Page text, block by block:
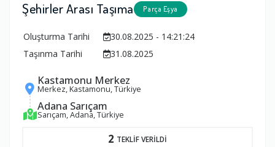
Şehirler Arası Taşıma Parça Eşya
Oluşturma Tarihi
30.08.2025 - 14:21:24
Taşınma Tarihi
31.08.2025
Kastamonu Merkez
Merkez, Kastamonu, Türkiye
Adana Sarıçam
Sarıçam, Adana, Türkiye
2 TEKLİF VERİLDİ